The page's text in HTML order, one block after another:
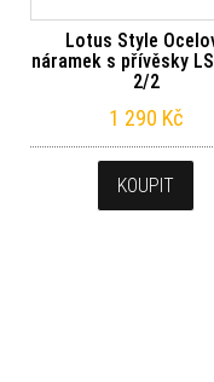
Lotus Style
náramek s přívěsky
2/2
1 290 Kč
KOUPIT